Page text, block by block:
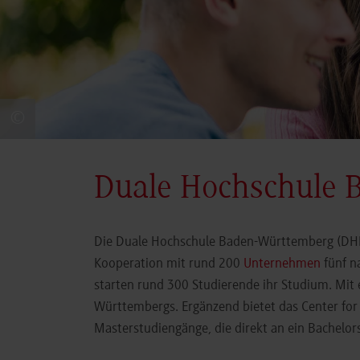
Duale Hochschule
Die Duale Hochschule Baden-Württemberg
Kooperation mit rund 200 Unternehmen fünf
starten rund 300 Studierende ihr Studium. Mit
Württembergs. Ergänzend bietet das Center
Masterstudiengänge, die direkt an ein